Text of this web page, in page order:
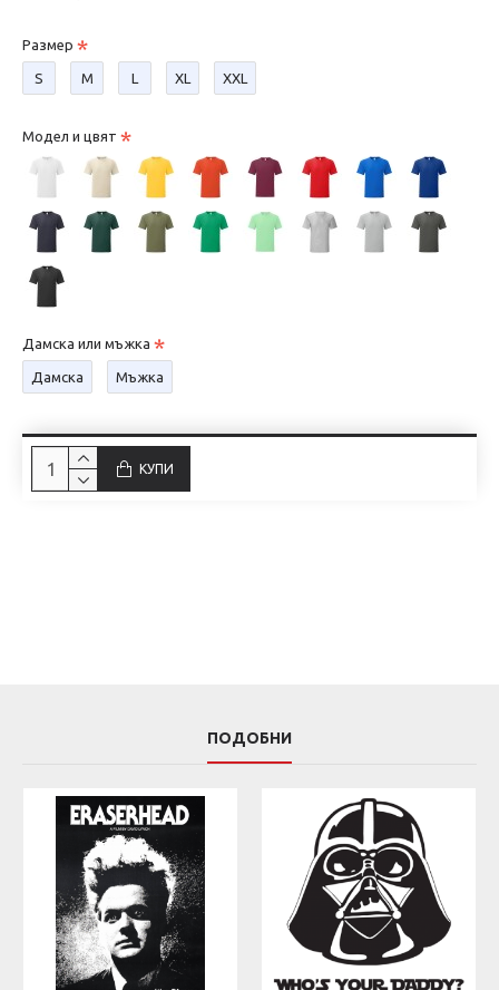
Размер
S М L XL XXL
Модел и цвят
Дамска или мъжка
Дамска Мъжка
КУПИ
ПОДОБНИ